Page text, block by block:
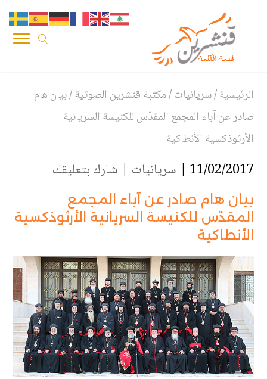
الرئيسية/سريانيات/مكتبة قنشرين الصوتية/بيان هام
صادر عن آباء المجمع المقدّس للكنيسة السريانية
الأرثوذكسية الأنطاكية
11/02/2017 | سريانيات | شارك بتعليقك
بيان هام صادر عن آباء المجمع
المقدّس للكنيسة السريانية الأرثوذكسية
الأنطاكية